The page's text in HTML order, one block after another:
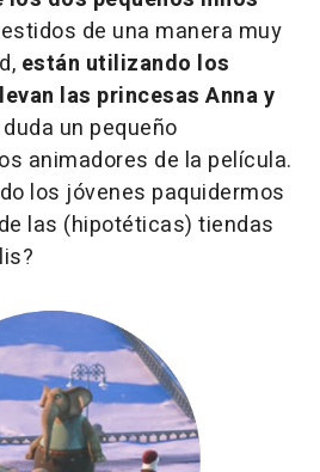
de una manera muy
están utilizando los
las princesas Anna y
duda un pequeño
animadores de la película.
los jóvenes paquidermos
las (hipotéticas) tiendas
?